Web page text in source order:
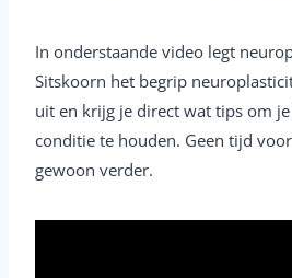
In onderstaande video legt
Sitskoorn het begrip
uit en krijg je direct wat tips om
conditie te houden. Geen tijd
gewoon verder.